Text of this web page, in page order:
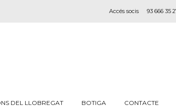
Accés socis 93 666 35
DEL LLOBREGAT BOTIGA CONTACTE